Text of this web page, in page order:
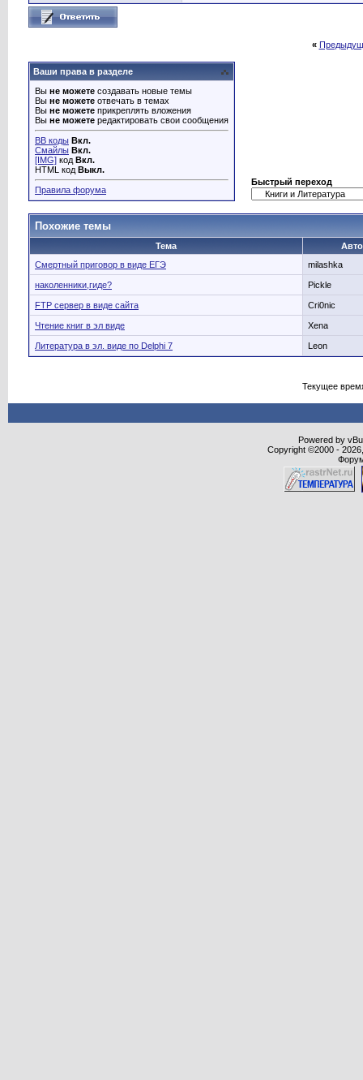
«
Ваши права в разделе
Вы не можете создавать новые темы
Вы не можете отвечать в темах
Вы не можете прикреплять вложения
Вы не можете редактировать свои сообщения
BB коды Вкл.
Смайлы Вкл.
[IMG] код Вкл.
HTML код Выкл.
Правила форума
Быстрый переход
Похожие темы
Тема
Смертный приговор в виде ЕГЭ
milashka
наколенники,гиде? Pickle
FTP сервер в виде сайта Cri0nic
Чтение книг в эл виде Xena
Литература в эл. виде по Delphi 7 Leon
Текущее
Powered by
Copyright ©2000 -